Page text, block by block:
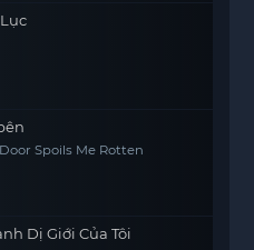
Spoils Me Rotten
Dị Giới Của Tôi